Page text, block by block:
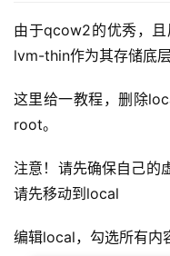
首
页
术
分
享
由于qcow2的优秀，
lvm-thin作为其存储底层
这里给一教程，删除
root。
注意！请先确保自己的
请先移动到local
编辑local，勾选所有内